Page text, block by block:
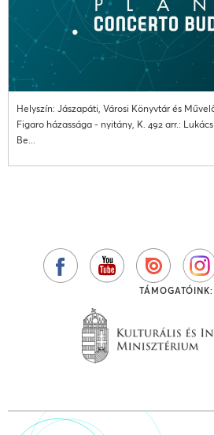
Helyszín: Jászapáti, Városi Könyvtár és
Figaro házassága - nyitány, K. 492 arr.:
Be...
TÁMOGATÓINK: